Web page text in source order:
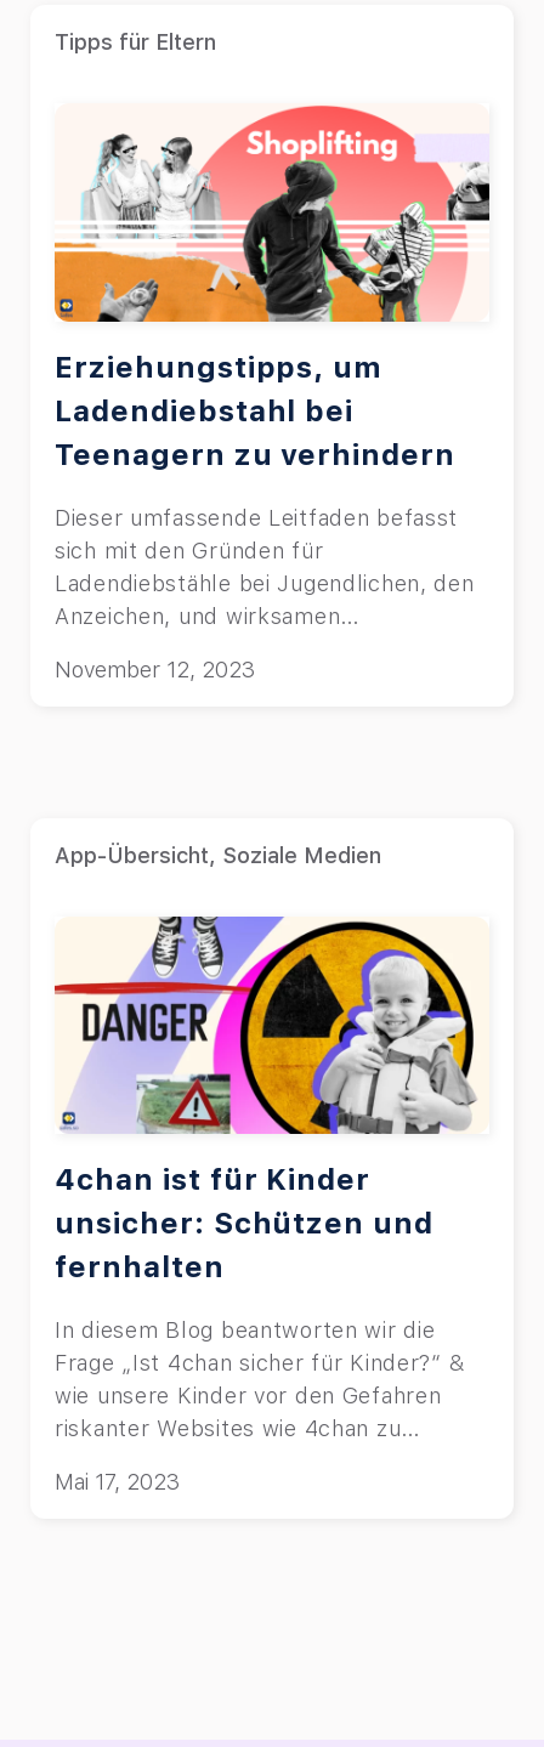
Tipps für Eltern
Erziehungstipps, um
Ladendiebstahl bei
Teenagern zu verhindern
Dieser umfassende Leitfaden befasst
sich mit den Gründen für
Ladendiebstähle bei Jugendlichen, den
Anzeichen, und wirksamen
November 12, 2023
App-Übersicht, Soziale Medien
4chan ist für Kinder
unsicher: Schützen und
fernhalten
In diesem Blog beantworten wir die
Frage „Ist 4chan sicher für Kinder?“ &
wie unsere Kinder vor den Gefahren
riskanter Websites wie 4chan zu
Mai 17, 2023